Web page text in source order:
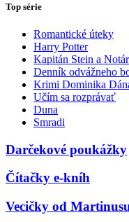
Top série
Romantické úteky
Harry Potter
Kapitán Stein a
Denník odvážneho
Krimi Dominika
Učím sa rozprávať
Duna
Smradi
Darčekové poukážky
Čítačky e-kníh
Vecičky od